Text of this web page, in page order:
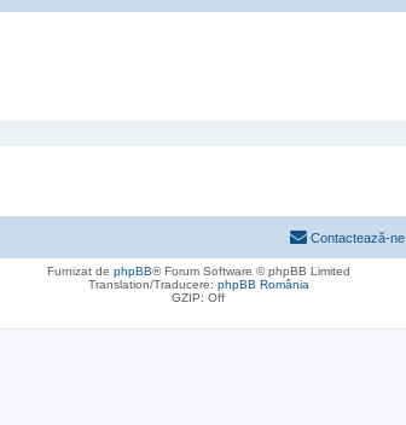
Contactează-ne
Furnizat de phpBB® Forum Software © phpBB Limited
Translation/Traducere: phpBB România
GZIP: Off